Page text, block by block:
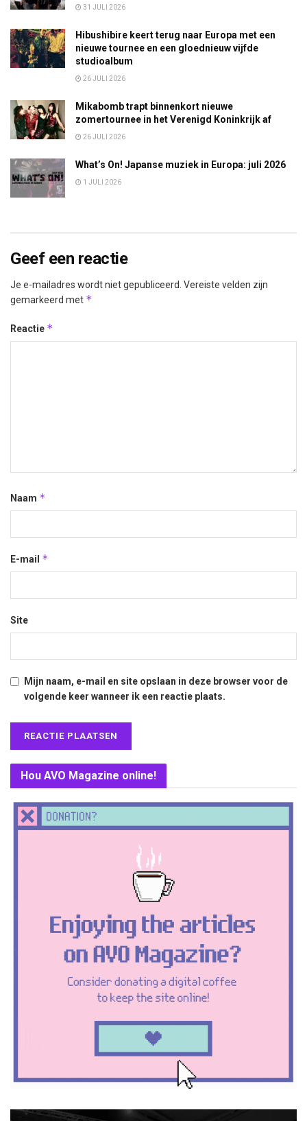
31 JULI 2026
Hibushibire keert terug naar Europa met een
nieuwe tournee en een gloednieuw vijfde
studioalbum
26 JULI 2026
Mikabomb trapt binnenkort nieuwe
zomertournee in het Verenigd Koninkrijk af
26 JULI 2026
What’s On! Japanse muziek in Europa: juli 2026
1 JULI 2026
Geef een reactie
Je e-mailadres wordt niet gepubliceerd. Vereiste velden zijn
gemarkeerd met *
Reactie *
Naam *
E-mail *
Site
Mijn naam, e-mail en site opslaan in deze browser voor de
volgende keer wanneer ik een reactie plaats.
Hou AVO Magazine online!